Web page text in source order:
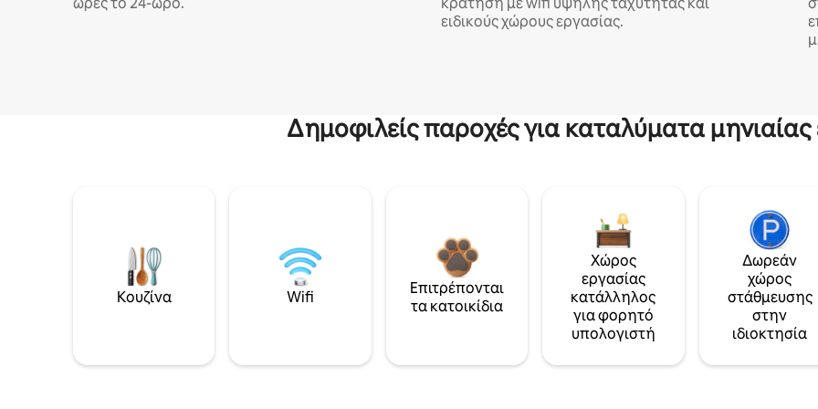
ειδικούς χώρους εργασίας.
Δημοφιλείς παροχές για καταλύματα μηνιαίας
Κουζίνα Wifi
Επιτρέπονται
τα κατοικίδια
Χώρος
εργασίας
κατάλληλος
για φορητό
υπολογιστή
Δωρεάν
χώρος
στάθμευσης
στην
ιδιοκτησία